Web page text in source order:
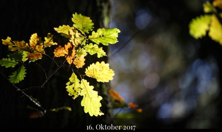
16. Oktober 2017